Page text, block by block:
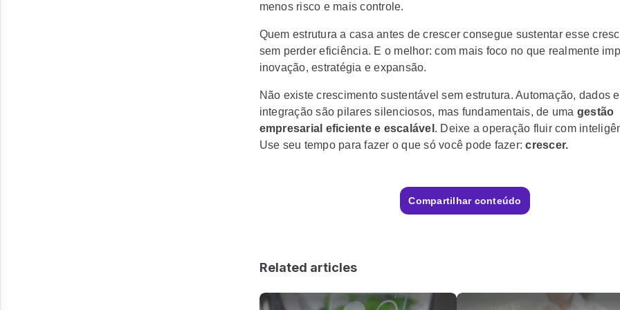
menos risco e mais controle.
Quem estrutura a casa antes de crescer consegue sustentar esse
sem perder eficiência. E o melhor: com mais foco no que realmente
inovação, estratégia e expansão.
Não existe crescimento sustentável sem estrutura. Automação, dados e
integração são pilares silenciosos, mas fundamentais, de uma gestão
empresarial eficiente e escalável . Deixe a operação fluir com
Use seu tempo para fazer o que só você pode fazer:crescer.
Compartilhar conteúdo
Related articles